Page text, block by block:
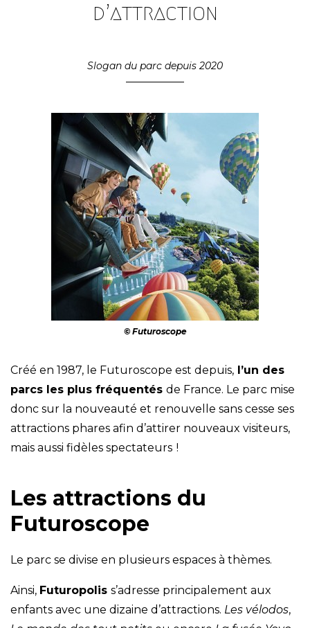
d’attraction
Slogan du parc depuis 2020
© Futuroscope
Créé en 1987, le Futuroscope est depuis, l’un des
parcs les plus fréquentés de France. Le parc mise
donc sur la nouveauté et renouvelle sans cesse ses
attractions phares afin d’attirer nouveaux visiteurs,
mais aussi fidèles spectateurs !
Les attractions du
Futuroscope
Le parc se divise en plusieurs espaces à thèmes.
Ainsi, Futuropolis s’adresse principalement aux
enfants avec une dizaine d’attractions. Les vélodos,